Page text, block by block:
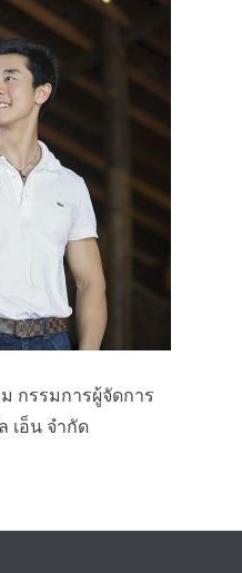
กรรมการผู้จัดการ
เอ็น จำกัด